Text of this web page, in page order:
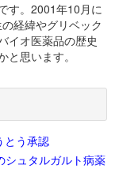
す。2001年10月に
経緯やグリベック
イオ医薬品の歴史
思います。
とう承認
シュタルガルト病薬